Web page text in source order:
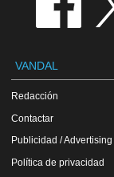
VANDAL
Redacción
Contactar
Publicidad / Advertising
Política de privacidad